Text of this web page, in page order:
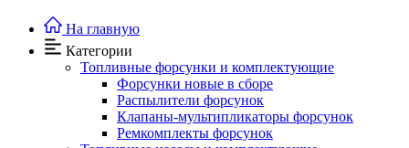
На главную
Категории
Топливные форсунки и комплектующие
Форсунки новые в сборе
Распылители форсунок
Клапаны-мультипликаторы форсунок
Ремкомплекты форсунок